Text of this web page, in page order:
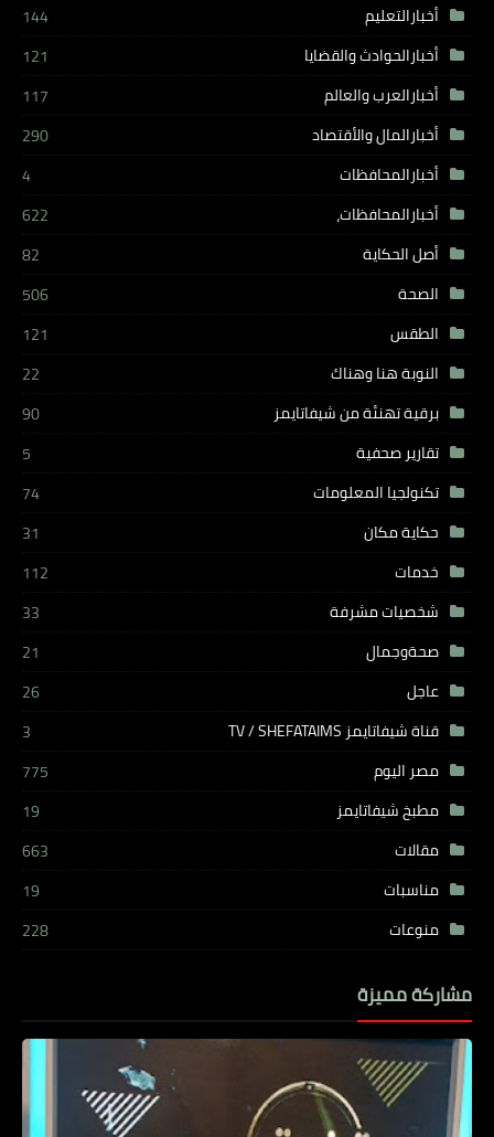
أخبارالتعليم
144
أخبارالحوادث والقضايا
121
أخبارالعرب والعالم
117
أخبارالمال والأقتصاد
290
أخبارالمحافظات
4
أخبارالمحافظات،
622
أصل الحكاية
82
الصحة
506
الطقس
121
النوبة هنا وهناك
22
برقية تهنئة من شيفاتايمز
90
تقارير صحفية
5
تكنولجيا المعلومات
74
حكاية مكان
31
خدمات
112
شخصيات مشرفة
33
صحةوجمال
21
عاجل
26
قناة شيفاتايمز TV / SHEFATAIMS
3
مصر اليوم
775
مطبخ شيفاتايمز
19
مقالات
663
مناسبات
19
منوعات
228
مشاركة مميزة